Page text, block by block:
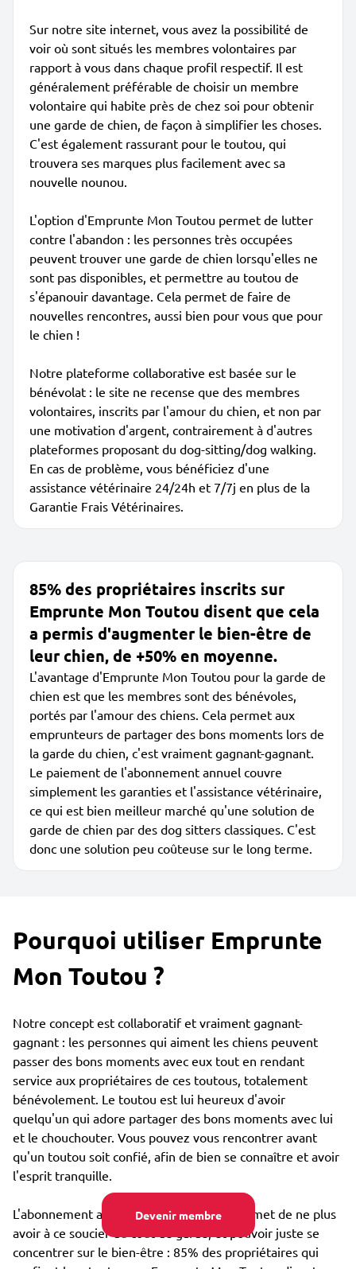
Devenir membre
Sur notre site internet, vous avez la possibilité de
voir où sont situés les membres volontaires par
rapport à vous dans chaque profil respectif. Il est
généralement préférable de choisir un membre
volontaire qui habite près de chez soi pour obtenir
une garde de chien, de façon à simplifier les choses.
C'est également rassurant pour le toutou, qui
trouvera ses marques plus facilement avec sa
nouvelle nounou.
L'option d'Emprunte Mon Toutou permet de lutter
contre l'abandon : les personnes très occupées
peuvent trouver une garde de chien lorsqu'elles ne
sont pas disponibles, et permettre au toutou de
s'épanouir davantage. Cela permet de faire de
nouvelles rencontres, aussi bien pour vous que pour
le chien !
Notre plateforme collaborative est basée sur le
bénévolat : le site ne recense que des membres
volontaires, inscrits par l'amour du chien, et non par
une motivation d'argent, contrairement à d'autres
plateformes proposant du dog-sitting/dog walking.
En cas de problème, vous bénéficiez d'une
assistance vétérinaire 24/24h et 7/7j en plus de la
Garantie Frais Vétérinaires.
85% des propriétaires inscrits sur
Emprunte Mon Toutou disent que cela
a permis d'augmenter le bien-être de
leur chien, de +50% en moyenne.
L'avantage d'Emprunte Mon Toutou pour la garde de
chien est que les membres sont des bénévoles,
portés par l'amour des chiens. Cela permet aux
emprunteurs de partager des bons moments lors de
la garde du chien, c'est vraiment gagnant-gagnant.
Le paiement de l'abonnement annuel couvre
simplement les garanties et l'assistance vétérinaire,
ce qui est bien meilleur marché qu'une solution de
garde de chien par des dog sitters classiques. C'est
donc une solution peu coûteuse sur le long terme.
Pourquoi utiliser Emprunte
Mon Toutou ?
Notre concept est collaboratif et vraiment gagnant-
gagnant : les personnes qui aiment les chiens peuvent
passer des bons moments avec eux tout en rendant
service aux propriétaires de ces toutous, totalement
bénévolement. Le toutou est lui heureux d'avoir
quelqu'un qui adore partager des bons moments avec lui
et le chouchouter. Vous pouvez vous rencontrer avant
qu'un toutou soit confié, afin de bien se connaître et avoir
l'esprit tranquille.
L'abonnement annuel très bon marché permet de ne plus
avoir à ce soucier du coût de garde, et pouvoir juste se
concentrer sur le bien-être : 85% des propriétaires qui